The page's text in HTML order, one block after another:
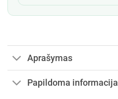
Aprašymas
Papildoma informacija